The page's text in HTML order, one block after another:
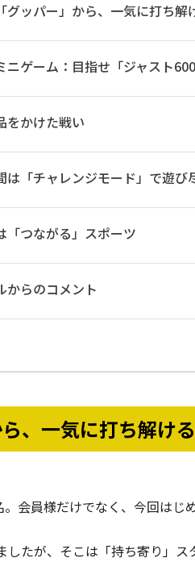
グッパー」から、一気に打ち解
ニゲーム：目指せ「ジャスト600
をかけた戦い
は「チャレンジモード」で遊び
「つながる」スポーツ
からのコメント
、一気に打ち解け
会員様だけでなく、今回はじ
したが、そこは「持ち寄り」